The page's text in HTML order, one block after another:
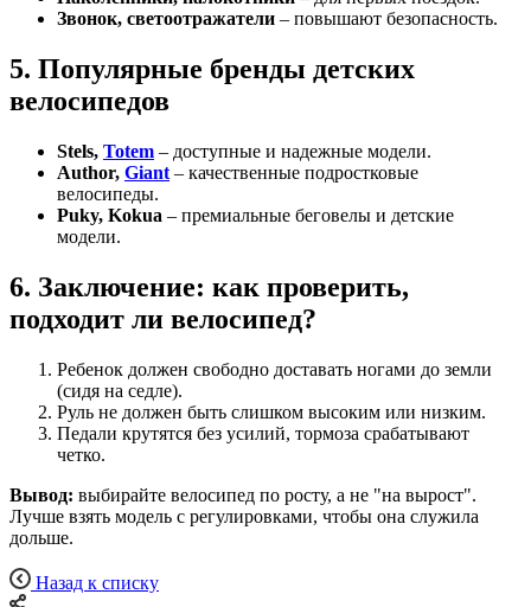
Звонок, светоотражатели – повышают безопасность.
5. Популярные бренды детских
велосипедов
Stels, Totem – доступные и надежные модели.
Author, Giant – качественные подростковые
велосипеды.
Puky, Kokua – премиальные беговелы и детские
модели.
6. Заключение: как проверить,
подходит ли велосипед?
Ребенок должен свободно доставать ногами до земли
(сидя на седле).
Руль не должен быть слишком высоким или низким.
Педали крутятся без усилий, тормоза срабатывают
четко.
Вывод: выбирайте велосипед по росту, а не "на вырост".
Лучше взять модель с регулировками, чтобы она служила
дольше.
Назад к списку